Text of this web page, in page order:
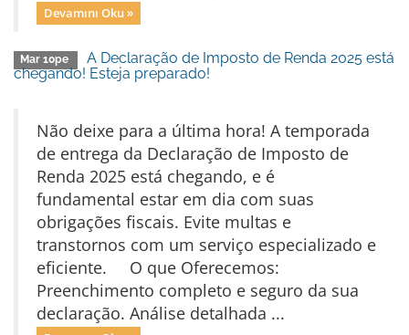
Devamını Oku »
Mar 10pe
A Declaração de Imposto de Renda 2025 está
chegando! Esteja preparado!
Não deixe para a última hora! A temporada
de entrega da Declaração de Imposto de
Renda 2025 está chegando, e é
fundamental estar em dia com suas
obrigações fiscais. Evite multas e
transtornos com um serviço especializado e
eficiente. O que Oferecemos:
Preenchimento completo e seguro da sua
declaração. Análise detalhada ...